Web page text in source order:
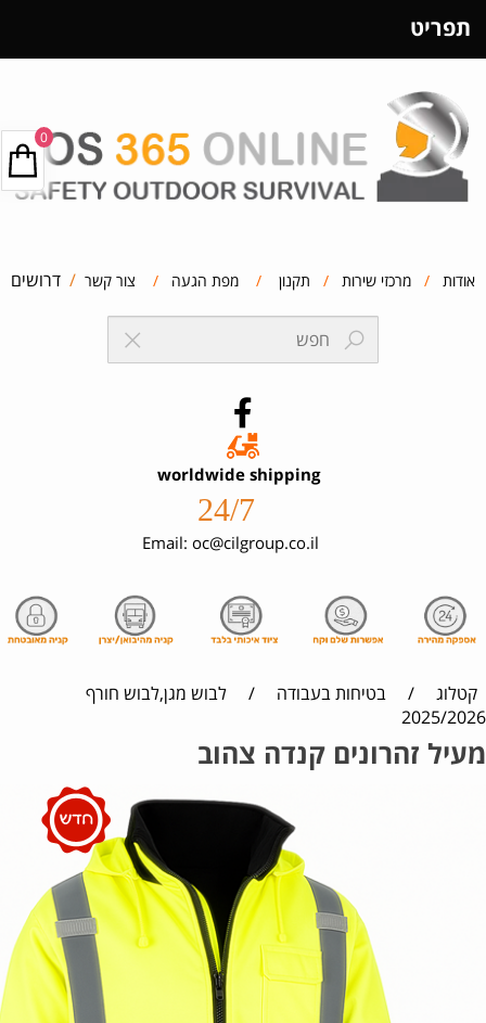
אודות / מרכזי שירות / תקנון / מפת הגעה / צור קשר / דרושים
worldwide shipping
24/7
תפריט
קטלוג / בטיחות בעבודה /
לבוש מגן,לבוש חורף
2025/2026
מעיל זהרונים קנדה צהוב
0